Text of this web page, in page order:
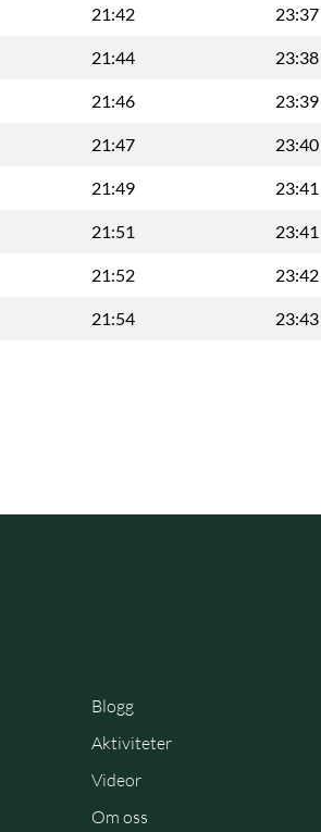
21:42 23:37
21:44 23:38
21:46 23:39
21:47 23:40
21:49 23:41
21:51 23:41
21:52 23:42
21:54 23:43
Blogg
Aktiviteter
Videor
Om oss